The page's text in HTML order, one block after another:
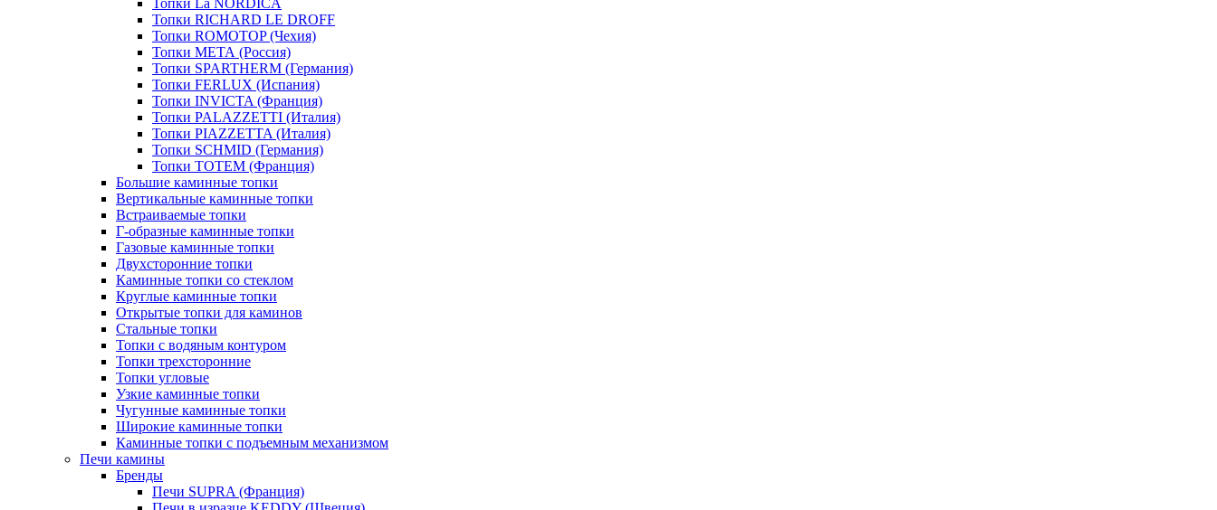
Топки La NORDICA
Топки RICHARD LE DROFF
Топки ROMOTOP (Чехия)
Топки МЕТА (Россия)
Топки SPARTHERM (Германия)
Топки FERLUX (Испания)
Топки INVICTA (Франция)
Топки PALAZZETTI (Италия)
Топки PIAZZETTA (Италия)
Топки SCHMID (Германия)
Топки TOTEM (Франция)
Большие каминные топки
Вертикальные каминные топки
Встраиваемые топки
Г-образные каминные топки
Газовые каминные топки
Двухсторонние топки
Каминные топки со стеклом
Круглые каминные топки
Открытые топки для каминов
Стальные топки
Топки с водяным контуром
Топки трехсторонние
Топки угловые
Узкие каминные топки
Чугунные каминные топки
Широкие каминные топки
Каминные топки с подъемным механизмом
Печи камины
Бренды
Печи SUPRA (Франция)